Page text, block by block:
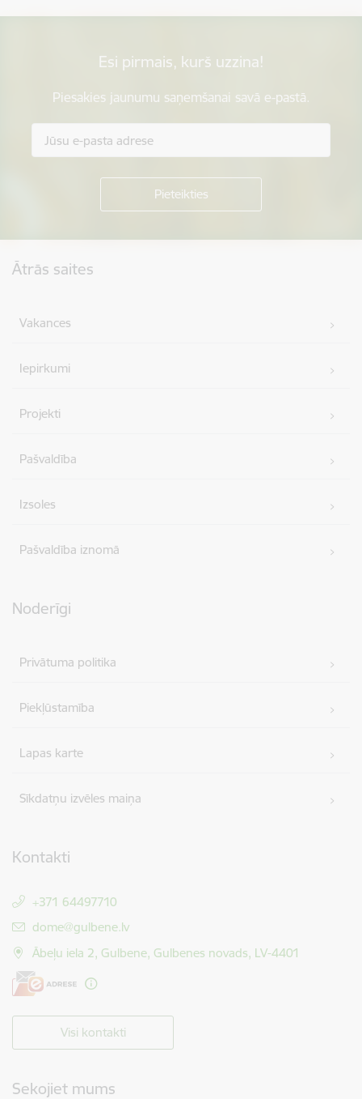
Esi pirmais, kurš uzzina!
Piesakies jaunumu saņemšanai savā e-pastā.
Ātrās saites
Vakances
Iepirkumi
Projekti
Pašvaldība
Izsoles
Pašvaldība iznomā
Noderīgi
Privātuma politika
Piekļūstamība
Lapas karte
Sīkdatņu izvēles maiņa
Kontakti
+371 64497710
E-pasts:
dome@gulbene.lv
Ābeļu iela 2, Gulbene, Gulbenes novads, LV-4401
Visi kontakti
Sekojiet mums